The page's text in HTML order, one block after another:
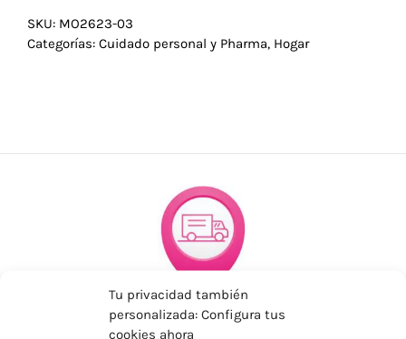
Tu privacidad también
personalizada: Configura tus
cookies ahora
SKU: MO2623-03
Categorías: Cuidado personal y Pharma, Hogar
ENVÍOS ECONÓMICOS